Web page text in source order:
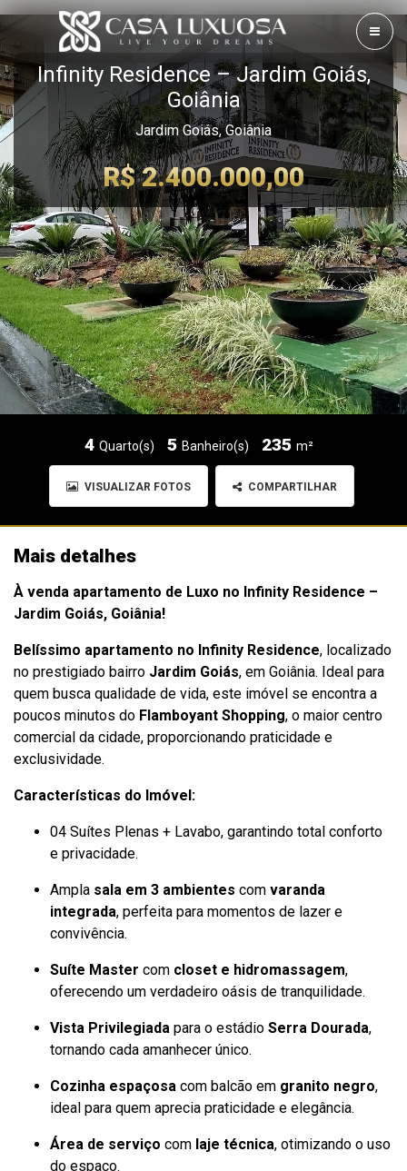
Infinity Residence – Jardim Goiás,
Goiânia
Jardim Goiás, Goiânia
R$ 2.400.000,00
4 Quarto(s) 5 Banheiro(s) 235 m²
VISUALIZAR FOTOS COMPARTILHAR
Mais detalhes
À venda apartamento de Luxo no Infinity Residence –
Jardim Goiás, Goiânia!
Belíssimo apartamento no Infinity Residence, localizado
no prestigiado bairro Jardim Goiás, em Goiânia. Ideal para
quem busca qualidade de vida, este imóvel se encontra a
poucos minutos do Flamboyant Shopping, o maior centro
comercial da cidade, proporcionando praticidade e
exclusividade.
Características do Imóvel:
04 Suítes Plenas + Lavabo, garantindo total conforto
e privacidade.
Ampla sala em 3 ambientes com varanda
integrada, perfeita para momentos de lazer e
convivência.
Suíte Master com closet e hidromassagem,
oferecendo um verdadeiro oásis de tranquilidade.
Vista Privilegiada para o estádio Serra Dourada,
tornando cada amanhecer único.
Cozinha espaçosa com balcão em granito negro,
ideal para quem aprecia praticidade e elegância.
Área de serviço com laje técnica, otimizando o uso
do espaço.